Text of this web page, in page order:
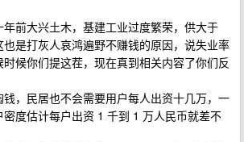
前大兴土木，基建工业过度繁荣，供大于
是打灰人哀鸿遍野不赚钱的原因，说失业率
候你们提这茬，现在真到相关内容了你们反
，民居也不会需要用户每人出资十几万，一
度估计每户出资 1 千到 1 万人民币就差不